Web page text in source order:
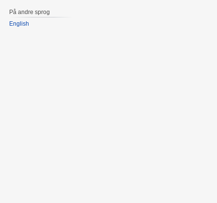
På andre sprog
English